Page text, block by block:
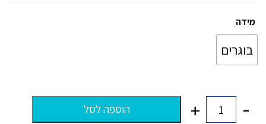
מידה
בוגרים
כמות
-
+ הוספה לסל